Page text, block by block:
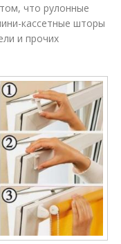
что рулонные
кассетные шторы
и прочих